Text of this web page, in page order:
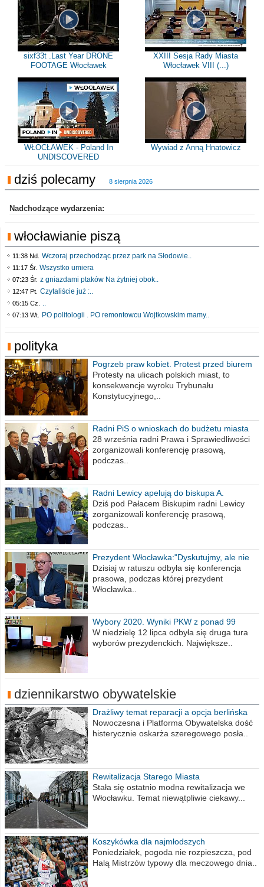
sixf33t .Last Year DRONE
FOOTAGE Włocławek
XXIII Sesja Rady Miasta
Włocławek VIII (...)
WŁOCŁAWEK - Poland In
UNDISCOVERED
Wywiad z Anną Hnatowicz
dziś polecamy 8 sierpnia 2026
Nadchodzące wydarzenia:
włocławianie piszą
11:38 Nd. Wczoraj przechodząc przez park na Słodowie..
11:17 Śr. Wszystko umiera
07:23 Śr. z gniazdami ptaków Na żytniej obok..
12:47 Pt. Czytaliście już :..
05:15 Cz. ..
07:13 Wt. PO politologii . PO remontowcu Wojtkowskim mamy..
polityka
Pogrzeb praw kobiet. Protest przed biurem
poselskim PiS
Protesty na ulicach polskich miast, to
konsekwencje wyroku Trybunału
Konstytucyjnego,..
Radni PiS o wnioskach do budżetu miasta
na 2021 rok
28 września radni Prawa i Sprawiedliwości
zorganizowali konferencję prasową,
podczas..
Radni Lewicy apelują do biskupa A.
Wiesława Meringa
Dziś pod Pałacem Biskupim radni Lewicy
zorganizowali konferencję prasową,
podczas..
Prezydent Włocławka:"Dyskutujmy, ale nie
obrażajmy się”
Dzisiaj w ratuszu odbyła się konferencja
prasowa, podczas której prezydent
Włocławka..
Wybory 2020. Wyniki PKW z ponad 99
procent obwodów
W niedzielę 12 lipca odbyła się druga tura
wyborów prezydenckich. Największe..
dziennikarstwo obywatelskie
Drażliwy temat reparacji a opcja berlińska
Nowoczesna i Platforma Obywatelska dość
histerycznie oskarża szeregowego posła..
Rewitalizacja Starego Miasta
Stała się ostatnio modna rewitalizacja we
Włocławku. Temat niewątpliwie ciekawy...
Koszykówka dla najmłodszych
Poniedziałek, pogoda nie rozpieszcza, pod
Halą Mistrzów typowy dla meczowego dnia..